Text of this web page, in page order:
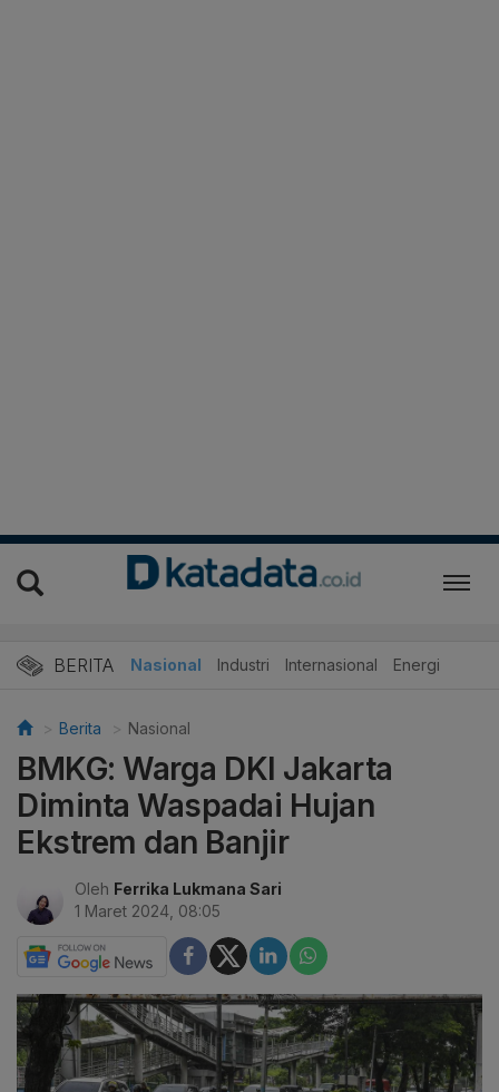
BERITA Nasional Industri Internasional Energi
Berita Nasional
BMKG: Warga DKI Jakarta
Diminta Waspadai Hujan
Ekstrem dan Banjir
Oleh Ferrika Lukmana Sari
1 Maret 2024, 08:05